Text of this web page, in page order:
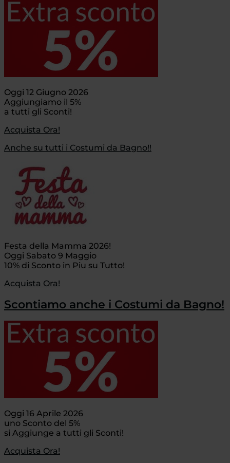
Oggi 12 Giugno 2026
Aggiungiamo il 5%
a tutti gli Sconti!
Acquista Ora!
Anche su tutti i Costumi da Bagno!!
Festa della Mamma 2026!
Oggi Sabato 9 Maggio
10% di Sconto in Piu su Tutto!
Acquista Ora!
Scontiamo anche i Costumi da Bagno!
Oggi 16 Aprile 2026
uno Sconto del 5%
si Aggiunge a tutti gli Sconti!
Acquista Ora!